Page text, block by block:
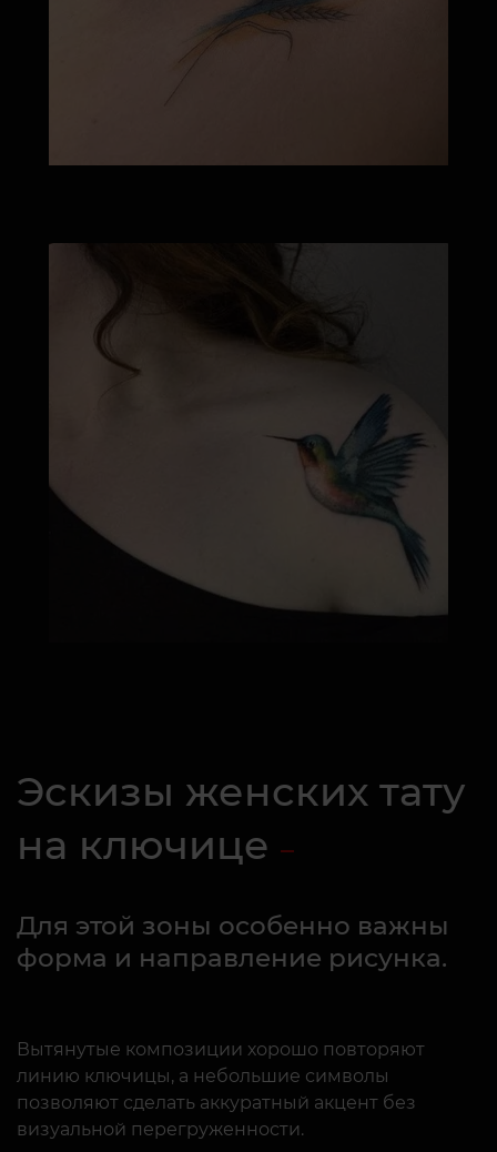
Эскизы женских тату
на ключице
Для этой зоны особенно важны
форма и направление рисунка.
Вытянутые композиции хорошо повторяют
линию ключицы, а небольшие символы
позволяют сделать аккуратный акцент без
визуальной перегруженности.